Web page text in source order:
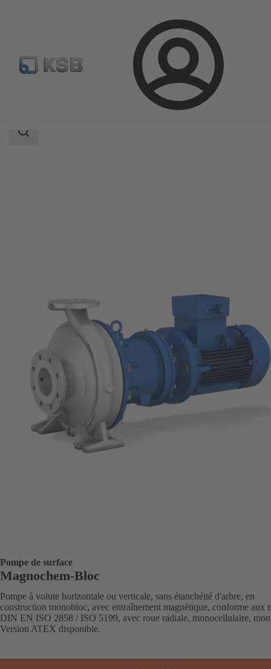
Connexion
Catalogue produits Magnochem-Bloc
Champ
Pompe de surface
Magnochem-Bloc
Pompe à volute horizontale ou verticale, sans étanchéité d'arbre, en
construction monobloc, avec entraînement magnétique, conforme aux
DIN EN ISO 2858 / ISO 5199, avec roue radiale, monocellulaire,
Version ATEX disponible.